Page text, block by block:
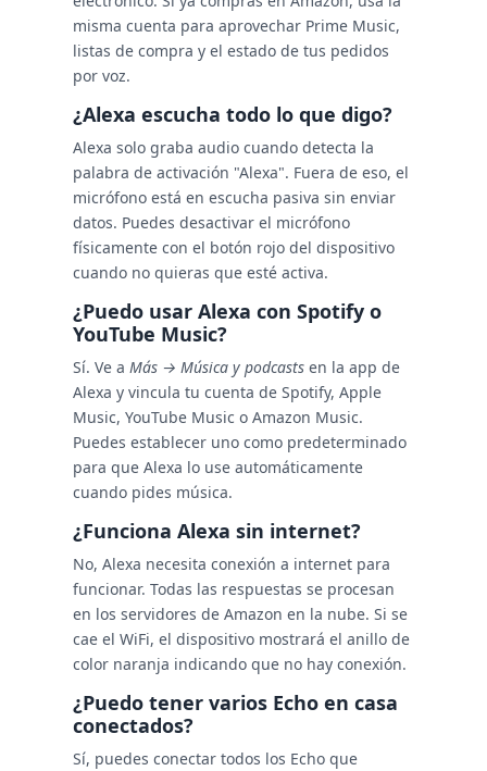
misma cuenta para aprovechar Prime Music,
listas de compra y el estado de tus pedidos
por voz.
¿Alexa escucha todo lo que digo?
Alexa solo graba audio cuando detecta la
palabra de activación "Alexa". Fuera de eso, el
micrófono está en escucha pasiva sin enviar
datos. Puedes desactivar el micrófono
físicamente con el botón rojo del dispositivo
cuando no quieras que esté activa.
¿Puedo usar Alexa con Spotify o
YouTube Music?
Sí. Ve a Más → Música y podcasts en la app de
Alexa y vincula tu cuenta de Spotify, Apple
Music, YouTube Music o Amazon Music.
Puedes establecer uno como predeterminado
para que Alexa lo use automáticamente
cuando pides música.
¿Funciona Alexa sin internet?
No, Alexa necesita conexión a internet para
funcionar. Todas las respuestas se procesan
en los servidores de Amazon en la nube. Si se
cae el WiFi, el dispositivo mostrará el anillo de
color naranja indicando que no hay conexión.
¿Puedo tener varios Echo en casa
conectados?
Sí, puedes conectar todos los Echo que